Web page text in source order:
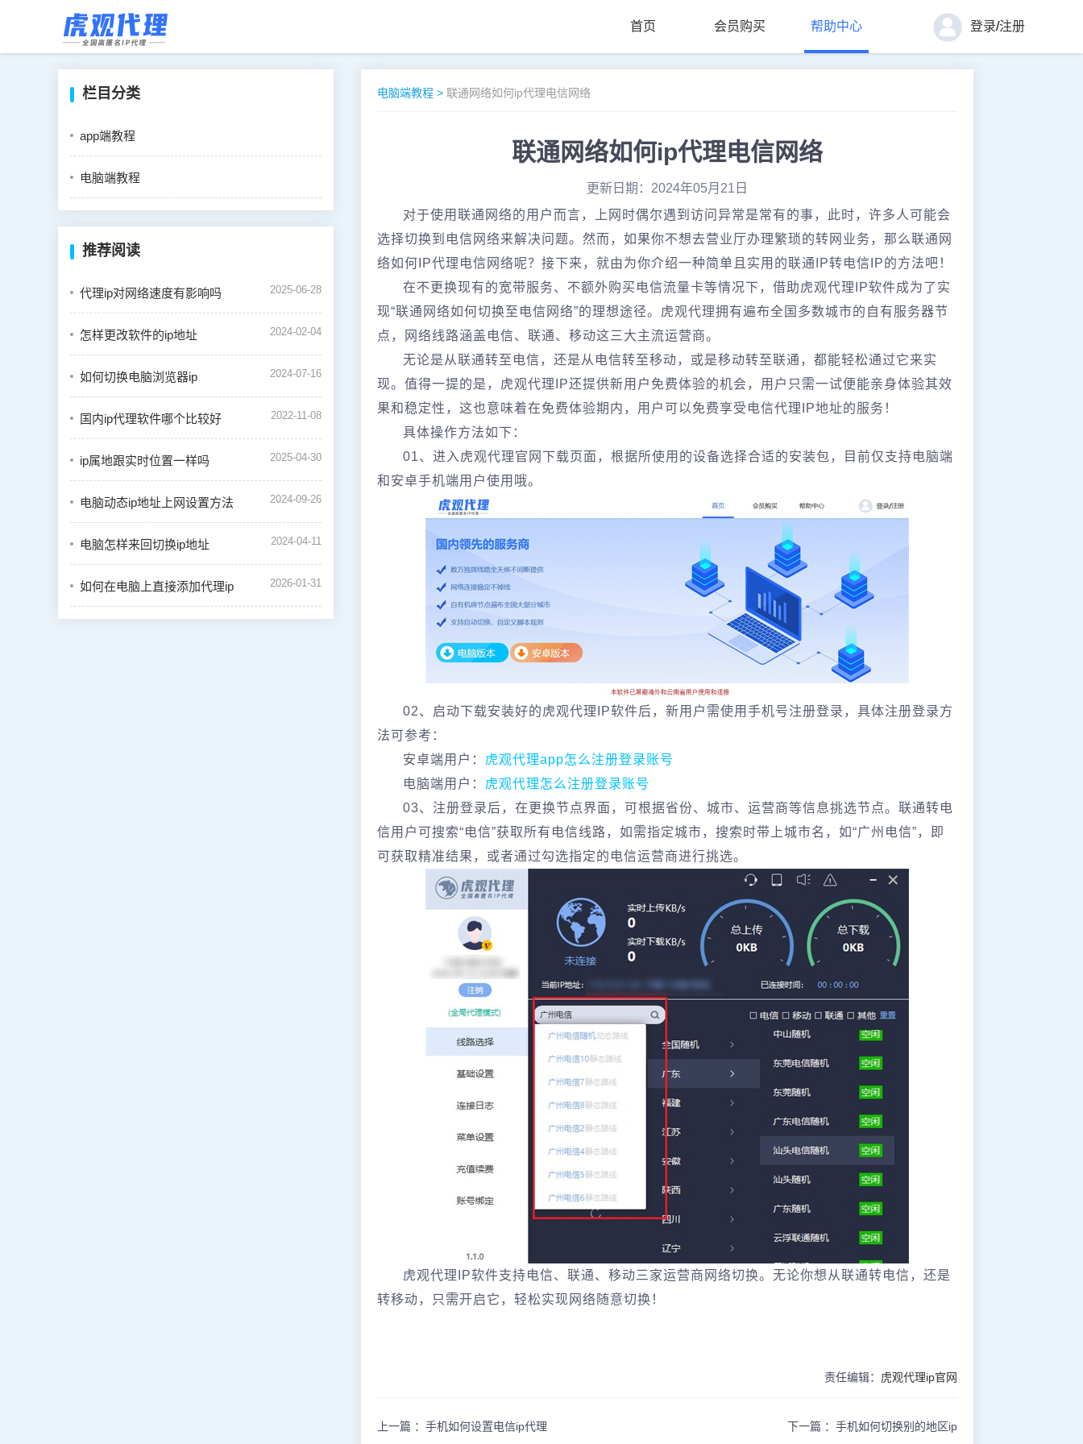
首页 会员购买 帮助中心 登录/注册
栏目分类
app端教程
电脑端教程
推荐阅读
代理ip对网络速度有影响吗 2025-06-28
怎样更改软件的ip地址 2024-02-04
如何切换电脑浏览器ip 2024-07-16
国内ip代理软件哪个比较好 2022-11-08
ip属地跟实时位置一样吗 2025-04-30
电脑动态ip地址上网设置方法 2024-09-26
电脑怎样来回切换ip地址 2024-04-11
如何在电脑上直接添加代理ip 2026-01-31
电脑端教程 > 联通网络如何ip代理电信网络
联通网络如何ip代理电信网络
更新日期：2024年05月21日
对于使用联通网络的用户而言，上网时偶尔遇到访问异常是常有的事，此时，许多人可能会
选择切换到电信网络来解决问题。然而，如果你不想去营业厅办理繁琐的转网业务，那么联通网
络如何IP代理电信网络呢？接下来，就由为你介绍一种简单且实用的联通IP转电信IP的方法吧！
在不更换现有的宽带服务、不额外购买电信流量卡等情况下，借助虎观代理IP软件成为了实
现“联通网络如何切换至电信网络”的理想途径。虎观代理拥有遍布全国多数城市的自有服务器节
点，网络线路涵盖电信、联通、移动这三大主流运营商。
无论是从联通转至电信，还是从电信转至移动，或是移动转至联通，都能轻松通过它来实
现。值得一提的是，虎观代理IP还提供新用户免费体验的机会，用户只需一试便能亲身体验其效
果和稳定性，这也意味着在免费体验期内，用户可以免费享受电信代理IP地址的服务！
具体操作方法如下：
01、进入虎观代理官网下载页面，根据所使用的设备选择合适的安装包，目前仅支持电脑端
和安卓手机端用户使用哦。
02、启动下载安装好的虎观代理IP软件后，新用户需使用手机号注册登录，具体注册登录方
法可参考：
安卓端用户： 虎观代理app怎么注册登录账号
电脑端用户： 虎观代理怎么注册登录账号
03、注册登录后，在更换节点界面，可根据省份、城市、运营商等信息挑选节点。联通转电
信用户可搜索“电信”获取所有电信线路，如需指定城市，搜索时带上城市名，如“广州电信”，即
可获取精准结果，或者通过勾选指定的电信运营商进行挑选。
虎观代理IP软件支持电信、联通、移动三家运营商网络切换。无论你想从联通转电信，还是
转移动，只需开启它，轻松实现网络随意切换！
责任编辑： 虎观代理ip官网
上一篇 ： 手机如何设置电信ip代理 下一篇 ： 手机如何切换别的地区ip